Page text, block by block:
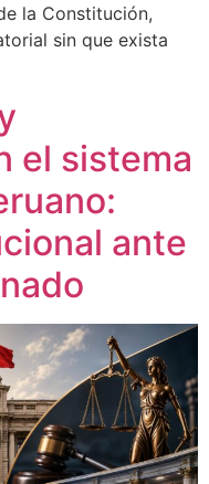
la Constitución,
sin que exista
el sistema
ante